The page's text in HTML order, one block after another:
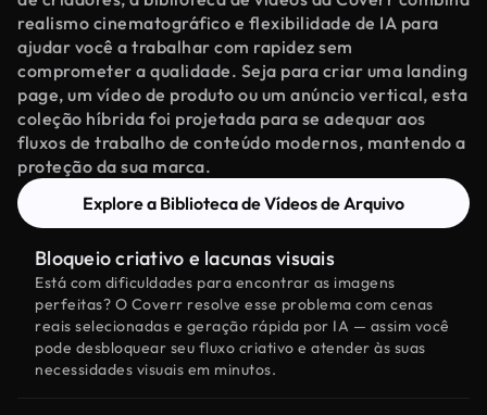
realismo cinematográfico e flexibilidade de IA para
ajudar você a trabalhar com rapidez sem
comprometer a qualidade. Seja para criar uma landing
page, um vídeo de produto ou um anúncio vertical, esta
coleção híbrida foi projetada para se adequar aos
fluxos de trabalho de conteúdo modernos, mantendo a
proteção da sua marca.
Explore a Biblioteca de Vídeos de Arquivo
Bloqueio criativo e lacunas visuais
Está com dificuldades para encontrar as imagens
perfeitas? O Coverr resolve esse problema com cenas
reais selecionadas e geração rápida por IA — assim você
pode desbloquear seu fluxo criativo e atender às suas
necessidades visuais em minutos.